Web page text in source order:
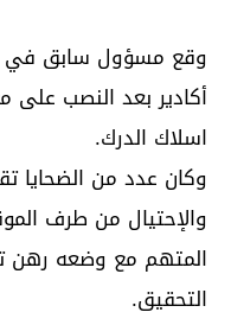
وقع مسؤول سابق في
أكادير بعد النصب
اسلاك الدرك.
وكان عدد من الضحايا
والإحتيال من طرف
المتهم مع وضعه رهن
التحقيق.